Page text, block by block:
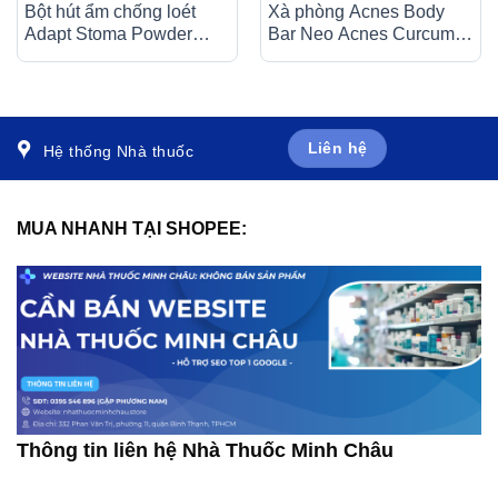
Bột hút ẩm chống loét
Adapt Stoma Powder
Xà phòng Acnes Body
Bar Neo Acnes Curcumin
Hệ thống Nhà thuốc Liên hệ
MUA NHANH TẠI SHOPEE:
Thông tin liên hệ Nhà Thuốc Minh Châu